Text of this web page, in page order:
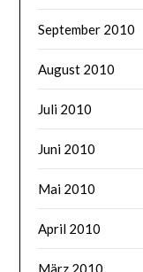
September 2010
August 2010
Juli 2010
Juni 2010
Mai 2010
April 2010
März 2010